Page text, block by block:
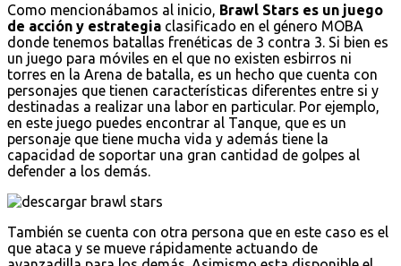
Como mencionábamos al inicio, Brawl Stars es un juego
de acción y estrategia clasificado en el género MOBA
donde tenemos batallas frenéticas de 3 contra 3. Si bien es
un juego para móviles en el que no existen esbirros ni
torres en la Arena de batalla, es un hecho que cuenta con
personajes que tienen características diferentes entre si y
destinadas a realizar una labor en particular. Por ejemplo,
en este juego puedes encontrar al Tanque, que es un
personaje que tiene mucha vida y además tiene la
capacidad de soportar una gran cantidad de golpes al
defender a los demás.
También se cuenta con otra persona que en este caso es el
que ataca y se mueve rápidamente actuando de